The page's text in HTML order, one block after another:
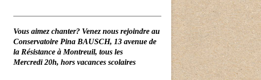
Vous aimez chanter? Venez nous rejoindre au
Conservatoire Pina BAUSCH, 13 avenue de
la Résistance à Montreuil, tous les
Mercredi 20h, hors vacances scolaires